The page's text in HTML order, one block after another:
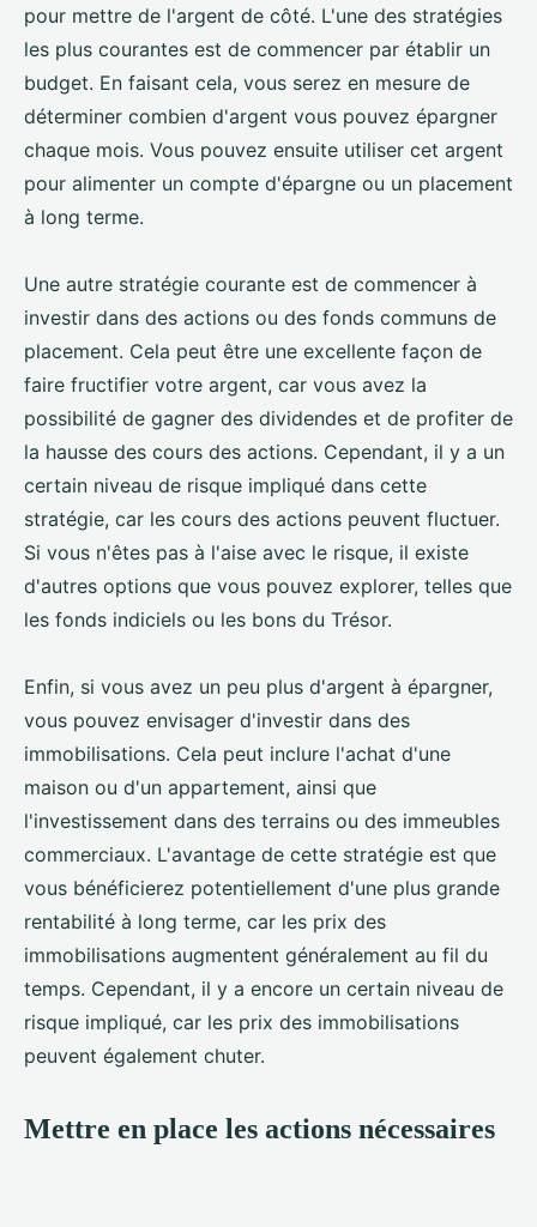
pour mettre de l'argent de côté. L'une des stratégies
les plus courantes est de commencer par établir un
budget. En faisant cela, vous serez en mesure de
déterminer combien d'argent vous pouvez épargner
chaque mois. Vous pouvez ensuite utiliser cet argent
pour alimenter un compte d'épargne ou un placement
à long terme.
Une autre stratégie courante est de commencer à
investir dans des actions ou des fonds communs de
placement. Cela peut être une excellente façon de
faire fructifier votre argent, car vous avez la
possibilité de gagner des dividendes et de profiter de
la hausse des cours des actions. Cependant, il y a un
certain niveau de risque impliqué dans cette
stratégie, car les cours des actions peuvent fluctuer.
Si vous n'êtes pas à l'aise avec le risque, il existe
d'autres options que vous pouvez explorer, telles que
les fonds indiciels ou les bons du Trésor.
Enfin, si vous avez un peu plus d'argent à épargner,
vous pouvez envisager d'investir dans des
immobilisations. Cela peut inclure l'achat d'une
maison ou d'un appartement, ainsi que
l'investissement dans des terrains ou des immeubles
commerciaux. L'avantage de cette stratégie est que
vous bénéficierez potentiellement d'une plus grande
rentabilité à long terme, car les prix des
immobilisations augmentent généralement au fil du
temps. Cependant, il y a encore un certain niveau de
risque impliqué, car les prix des immobilisations
peuvent également chuter.
Mettre en place les actions nécessaires